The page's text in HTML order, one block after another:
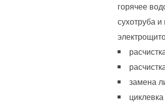
горячее
сухотруба
замена